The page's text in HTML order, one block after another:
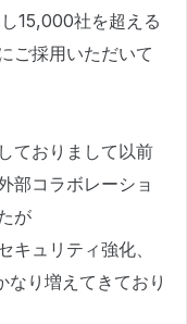
15,000社を超える
ご採用いただいて
ておりまして以前
部コラボレーショ
が
キュリティ強化、
り増えてきており